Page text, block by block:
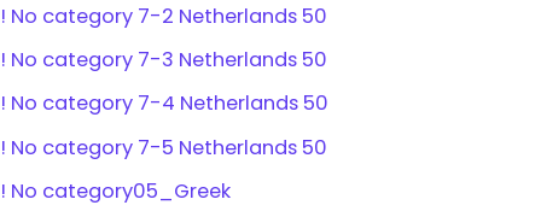
! No category 7-2 Netherlands 50
! No category 7-3 Netherlands 50
! No category 7-4 Netherlands 50
! No category 7-5 Netherlands 50
! No category05_Greek